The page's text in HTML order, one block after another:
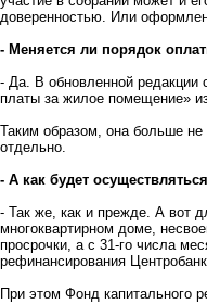
доверенностью. Или
- Меняется ли порядок
- Да. В обновленной редакции
платы за жилое помещение»
Таким образом, она больше не
отдельно.
- А как будет
- Так же, как и прежде. А вот
многоквартирном доме,
просрочки, а с 31-го числа
рефинансирования
При этом Фонд капитального